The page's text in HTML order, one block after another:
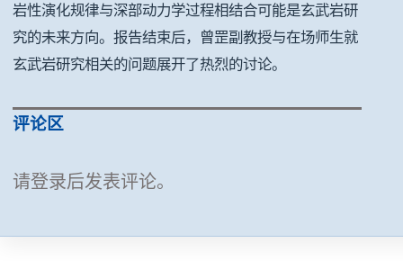
岩性演化规律与深部动力学过程相结合可能是玄武岩研
究的未来方向。报告结束后，曾罡副教授与在场师生就
玄武岩研究相关的问题展开了热烈的讨论。
评论区
请登录后发表评论。